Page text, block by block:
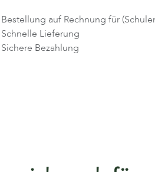
Bestellung auf Rechnung für
Schnelle Lieferung
Sichere Bezahlung